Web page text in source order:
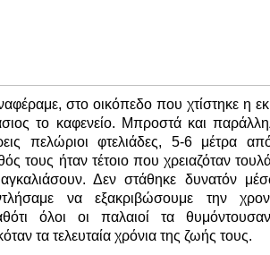
στο οικόπεδο που χτίστηκε η
το καφενείο. Μπροστά και
πελώριοι φτελιάδες, 5-6 μέτρα
τους ήταν τέτοιο που χρειαζόταν
Δεν στάθηκε δυνατόν
να εξακριβώσουμε την
όλοι οι παλαιοί τα
τα τελευταία χρόνια της ζωής τους.